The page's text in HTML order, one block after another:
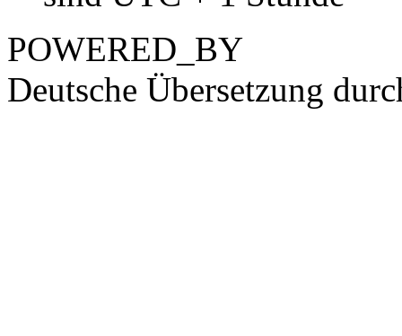
POWERED_BY
Deutsche Übersetzung